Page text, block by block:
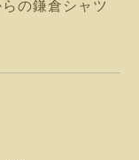
の鎌倉シャツ